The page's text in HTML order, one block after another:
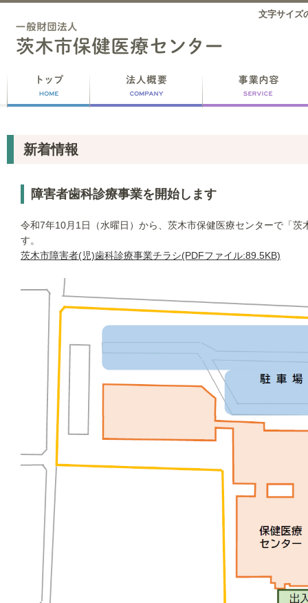
文字サイズ
新着情報
障害者歯科診療事業を開始します
令和7年10月1日（水曜日）から、茨木市保健医療センターで「茨
す。
茨木市障害者(児)歯科診療事業チラシ(PDFファイル:89.5KB)